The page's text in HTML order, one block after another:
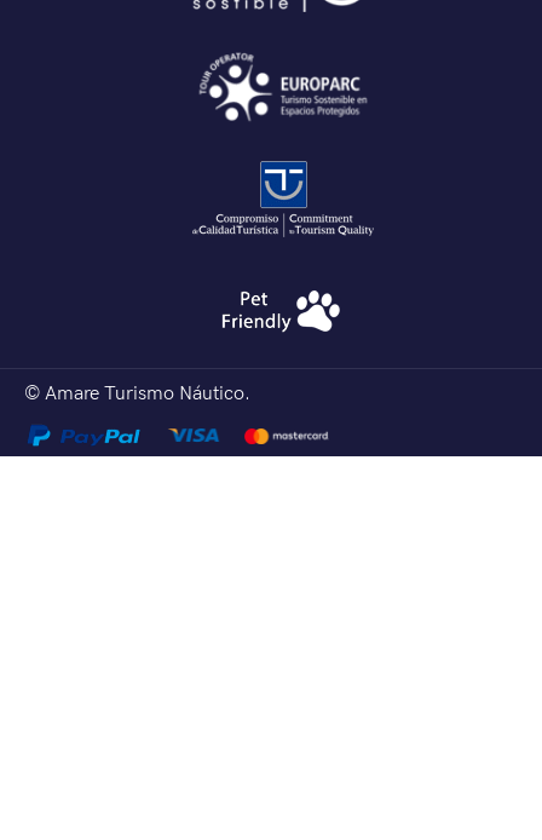
© Amare Turismo Náutico.